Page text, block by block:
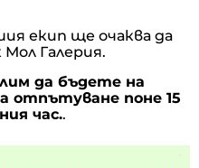
екип ще очаква да
Галерия.
да бъдете на
отпътуване поне 15
час..